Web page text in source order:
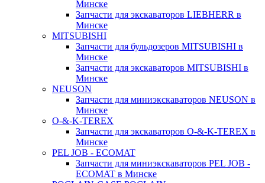
Минске
Запчасти для экскаваторов LIEBHERR в
Минске
MITSUBISHI
Запчасти для бульдозеров MITSUBISHI в
Минске
Запчасти для экскаваторов MITSUBISHI в
Минске
NEUSON
Запчасти для миниэкскаваторов NEUSON в
Минске
O-&-K-TEREX
Запчасти для экскаваторов O-&-K-TEREX в
Минске
PEL JOB - ECOMAT
Запчасти для миниэкскаваторов PEL JOB -
ECOMAT в Минске